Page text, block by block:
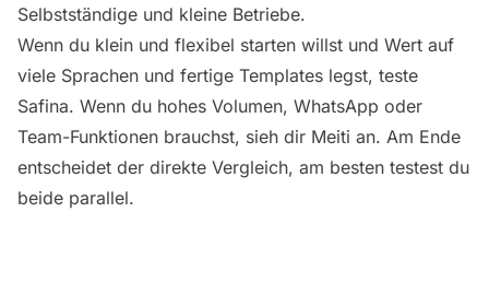
Selbstständige und kleine Betriebe.
Wenn du klein und flexibel starten willst und Wert auf
viele Sprachen und fertige Templates legst, teste
Safina. Wenn du hohes Volumen, WhatsApp oder
Team-Funktionen brauchst, sieh dir Meiti an. Am Ende
entscheidet der direkte Vergleich, am besten testest du
beide parallel.